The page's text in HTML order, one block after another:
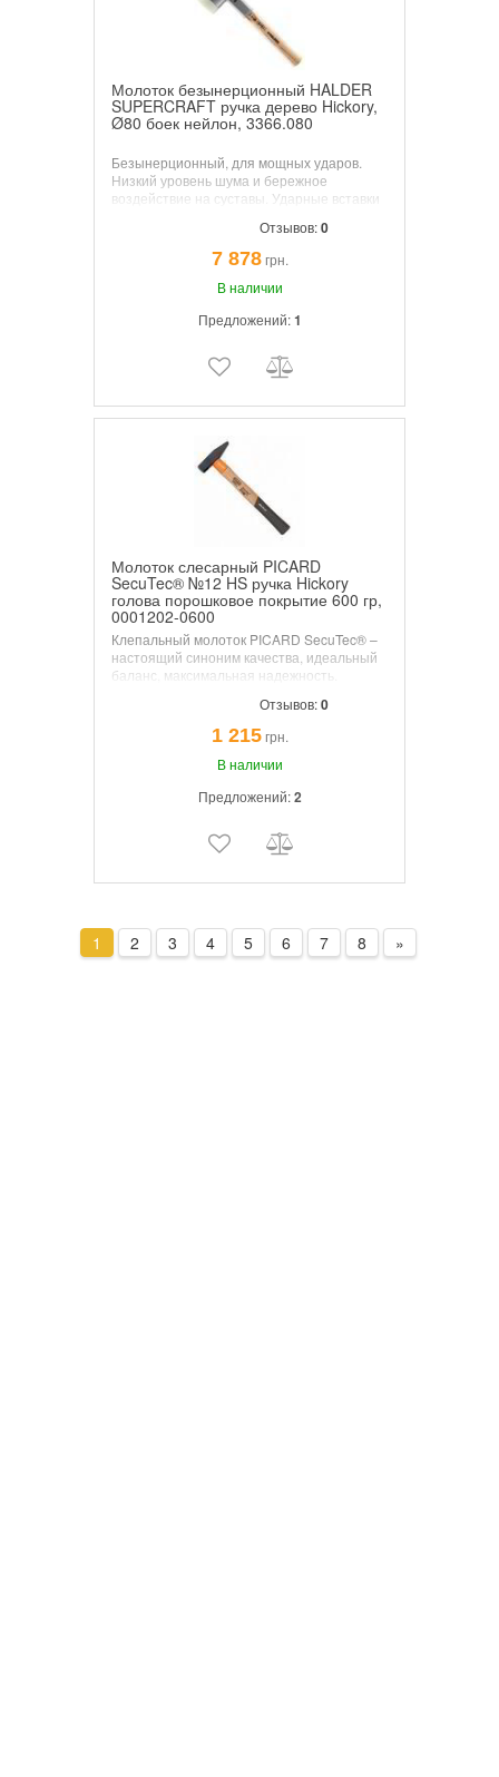
Молоток безынерционный HALDER
SUPERCRAFT ручка дерево Hickory,
Ø80 боек нейлон, 3366.080
Безынерционный, для мощных ударов.
Низкий уровень шума и бережное
воздействие на суставы. Ударные вставки
прочности. Полностью робот сварен.
Вибрационная, эргономичная форма,
очень стойкая, лакированная ручка из
Hickory. Защитный рукав предотвращает
Отзывов:0
7 878грн.
В наличии
Предложений:1
Молоток слесарный PICARD
SecuTec® №12 HS ручка Hickory
голова порошковое покрытие 600 гр,
0001202-0600
Клепальный молоток PICARD SecuTec® –
настоящий синоним качества, идеальный
баланс, максимальная надежность.
молотках с деревянными ручками.
SecuTec® Безопасность в мастерской, на
промышленном производстве или на
строительной площадке благодаря
запатентованным защитным клиновым
Отзывов:0
1 215грн.
В наличии
Предложений:2
1 2 3 4 5 6 7 8 »